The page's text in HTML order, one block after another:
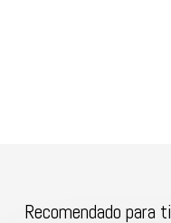
Recomendado para ti